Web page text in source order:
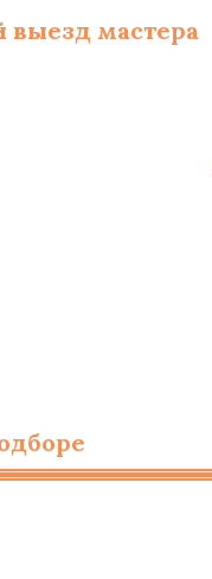
выезд мастера